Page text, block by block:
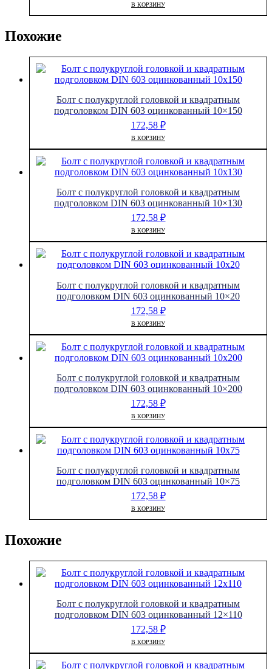
В КОРЗИНУ
Похожие
Болт с полукруглой головкой и квадратным
подголовком DIN 603 оцинкованный 10×150
172,58 ₽
В КОРЗИНУ
Болт с полукруглой головкой и квадратным
подголовком DIN 603 оцинкованный 10×130
172,58 ₽
В КОРЗИНУ
Болт с полукруглой головкой и квадратным
подголовком DIN 603 оцинкованный 10×20
172,58 ₽
В КОРЗИНУ
Болт с полукруглой головкой и квадратным
подголовком DIN 603 оцинкованный 10×200
172,58 ₽
В КОРЗИНУ
Болт с полукруглой головкой и квадратным
подголовком DIN 603 оцинкованный 10×75
172,58 ₽
В КОРЗИНУ
Похожие
Болт с полукруглой головкой и квадратным
подголовком DIN 603 оцинкованный 12×110
172,58 ₽
В КОРЗИНУ